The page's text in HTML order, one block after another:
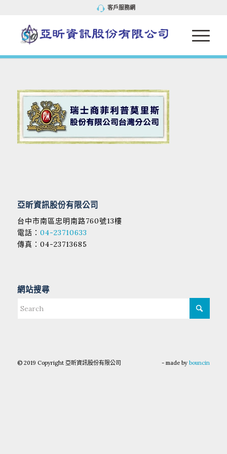
客戶服務網
亞昕資訊股份有限公司
台中市南區忠明南路760號13樓
電話： 04-23710633
傳真：04-23713685
網站搜尋
© 2019 Copyright 亞昕資訊股份有限公司 - made bybouncin